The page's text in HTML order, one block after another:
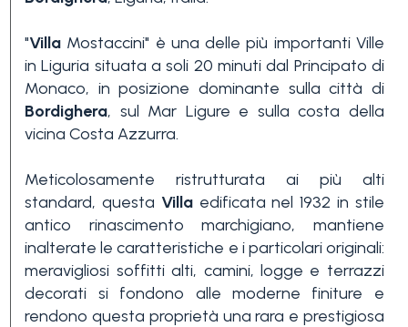
"Villa Mostaccini" è una delle più importanti Ville
in Liguria situata a soli 20 minuti dal Principato di
Monaco, in posizione dominante sulla città di
Bordighera, sul Mar Ligure e sulla costa della
vicina Costa Azzurra.
Meticolosamente ristrutturata ai più alti
standard, questa Villaedificata nel 1932 in stile
antico rinascimento marchigiano, mantiene
inalterate le caratteristiche e i particolari originali:
meravigliosi soffitti alti, camini, logge e terrazzi
decorati si fondono alle moderne finiture e
rendono questa proprietà una rara e prestigiosa
minime
Qualsiasi